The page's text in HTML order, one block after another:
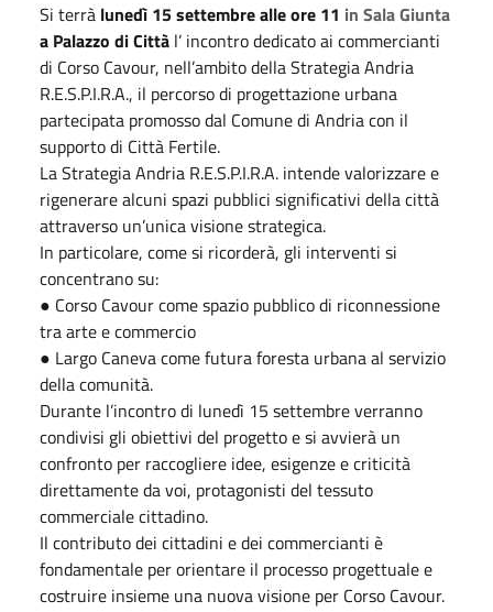
Si terrà lunedì 15 settembre alle ore 11 in Sala Giunta
a Palazzo di Città l’ incontro dedicato ai commercianti
di Corso Cavour, nell’ambito della Strategia Andria
R.E.S.P.I.R.A., il percorso di progettazione urbana
partecipata promosso dal Comune di Andria con il
supporto di Città Fertile.
La Strategia Andria R.E.S.P.I.R.A. intende valorizzare e
rigenerare alcuni spazi pubblici significativi della città
attraverso un’unica visione strategica.
In particolare, come si ricorderà, gli interventi si
concentrano su:
● Corso Cavour come spazio pubblico di riconnessione
tra arte e commercio
● Largo Caneva come futura foresta urbana al servizio
della comunità.
Durante l’incontro di lunedì 15 settembre verranno
condivisi gli obiettivi del progetto e si avvierà un
confronto per raccogliere idee, esigenze e criticità
direttamente da voi, protagonisti del tessuto
commerciale cittadino.
Il contributo dei cittadini e dei commercianti è
fondamentale per orientare il processo progettuale e
costruire insieme una nuova visione per Corso Cavour.